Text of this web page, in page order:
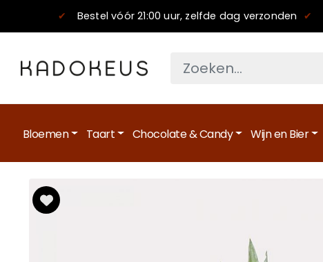
✔ Bestel vóór 21:00 uur, zelfde dag verzonden ✔
Bloemen Taart Chocolate & Candy Wijn en Bier